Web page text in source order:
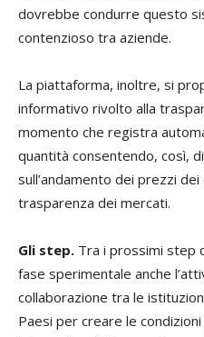
dovrebbe condurre questo
contenzioso tra aziende.
La piattaforma, inoltre, si
informativo rivolto alla
momento che registra
quantità consentendo, così,
sull’andamento dei prezzi
trasparenza dei mercati.
Gli step. Tra i prossimi step
fase sperimentale anche
collaborazione tra le
Paesi per creare le